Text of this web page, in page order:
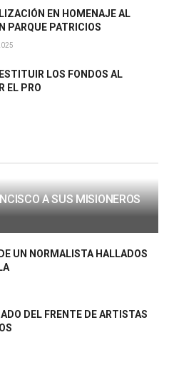
EN HOMENAJE AL
PARQUE PATRICIOS
LOS FONDOS AL
EL PRO
A SUS MISIONEROS
UN NORMALISTA HALLADOS
DEL FRENTE DE ARTISTAS